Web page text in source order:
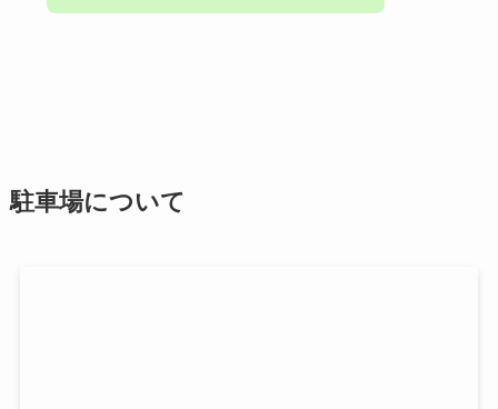
駐車場について